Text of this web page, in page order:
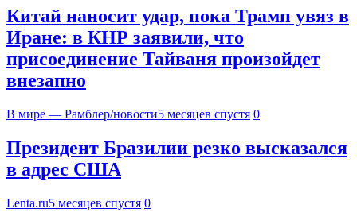
Китай наносит удар, пока Трамп увяз в
Иране: в КНР заявили, что
присоединение Тайваня произойдет
внезапно
В мире — Рамблер/новости5 месяцев спустя 0
Президент Бразилии резко высказался
в адрес США
Lenta.ru5 месяцев спустя 0